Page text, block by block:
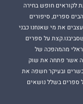
לקוראים חופש בחירה
ספרים, סיפורים
את מי שאנחנו כבני
על ספרים
מהמהפכה של
אשר פתחה את שוק
ובעיקר חשפה את
ספרים בשלל נושאים